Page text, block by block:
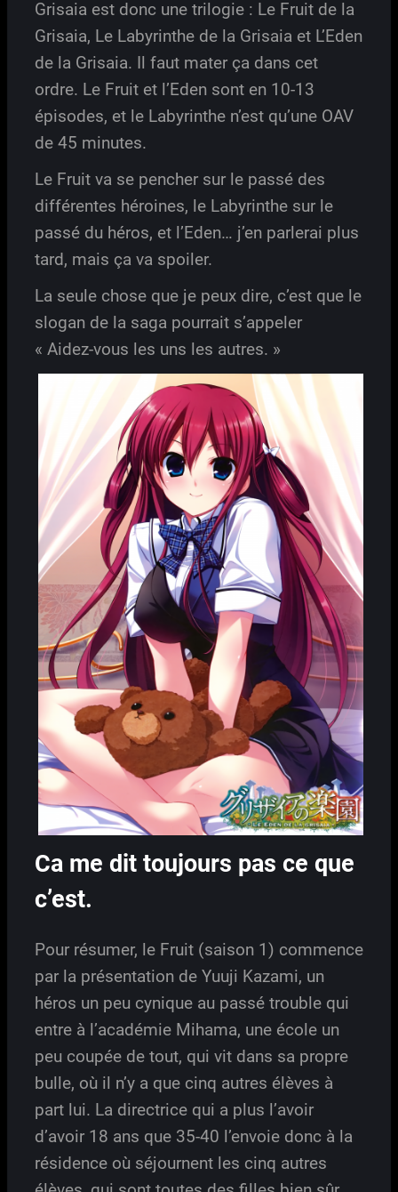
Grisaia est donc une trilogie : Le Fruit de la
Grisaia, Le Labyrinthe de la Grisaia et L’Eden
de la Grisaia. Il faut mater ça dans cet
ordre. Le Fruit et l’Eden sont en 10-13
épisodes, et le Labyrinthe n’est qu’une OAV
de 45 minutes.
Le Fruit va se pencher sur le passé des
différentes héroines, le Labyrinthe sur le
passé du héros, et l’Eden… j’en parlerai plus
tard, mais ça va spoiler.
La seule chose que je peux dire, c’est que le
slogan de la saga pourrait s’appeler
« Aidez-vous les uns les autres. »
Ca me dit toujours pas ce que
c’est.
Pour résumer, le Fruit (saison 1) commence
par la présentation de Yuuji Kazami, un
héros un peu cynique au passé trouble qui
entre à l’académie Mihama, une école un
peu coupée de tout, qui vit dans sa propre
bulle, où il n’y a que cinq autres élèves à
part lui. La directrice qui a plus l’avoir
d’avoir 18 ans que 35-40 l’envoie donc à la
résidence où séjournent les cinq autres